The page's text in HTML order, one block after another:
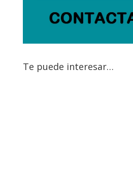
Te puede interesar…